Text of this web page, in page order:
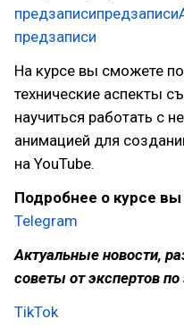
предзаписи
предзаписи
На курсе вы сможете
технические аспекты
научиться работать с
анимацией для
на YouTube.
Подробнее о курсе
Telegram
Актуальные новости,
советы от экспертов по
TikTok